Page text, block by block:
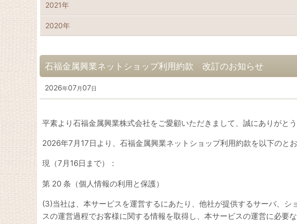
石福金属興業ネットショップ利用約款 改訂のお知らせ
2026年07月 07日
平素より石福金属興業株式会社をご愛顧いただきまして、誠にありがとう
2026年7月17日より、石福金属興業ネットショップ利用約款を以下のと
現（7月16日まで）：
第 20 条（個人情報の利用と保護）
(3)当社は、本サービスを運営するにあたり、他社が提供するサーバ、
スの運営過程でお客様に関する情報を取得し、本サービスの運営に必要
2021年
2020年